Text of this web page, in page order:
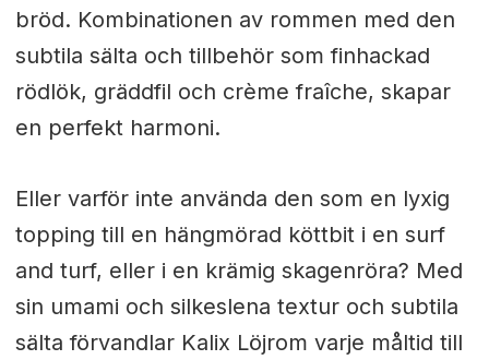
bröd. Kombinationen av rommen med den
subtila sälta och tillbehör som finhackad
rödlök, gräddfil och crème fraîche, skapar
en perfekt harmoni.
Eller varför inte använda den som en lyxig
topping till en hängmörad köttbit i en surf
and turf, eller i en krämig skagenröra? Med
sin umami och silkeslena textur och subtila
sälta förvandlar Kalix Löjrom varje måltid till